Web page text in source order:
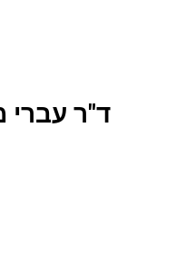
ד"ר עברי